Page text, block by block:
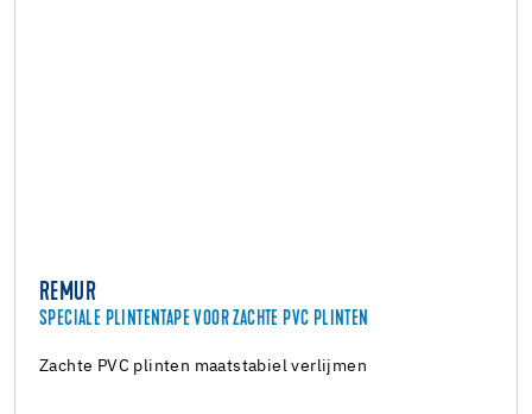
REMUR
SPECIALE PLINTENTAPE VOOR ZACHTE PVC PLINTEN
Zachte PVC plinten maatstabiel verlijmen